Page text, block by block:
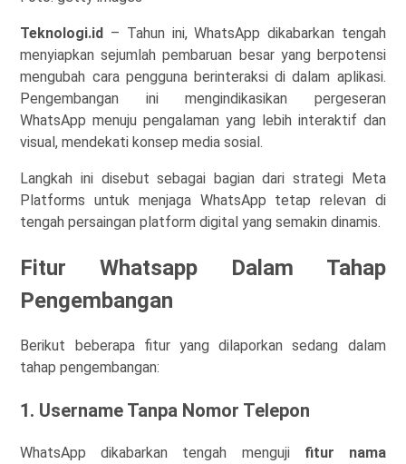
Teknologi.id – Tahun ini, WhatsApp dikabarkan tengah
menyiapkan sejumlah pembaruan besar yang berpotensi
mengubah cara pengguna berinteraksi di dalam aplikasi.
Pengembangan ini mengindikasikan pergeseran
WhatsApp menuju pengalaman yang lebih interaktif dan
visual, mendekati konsep media sosial.
Langkah ini disebut sebagai bagian dari strategi Meta
Platforms untuk menjaga WhatsApp tetap relevan di
tengah persaingan platform digital yang semakin dinamis.
Fitur Whatsapp Dalam Tahap
Pengembangan
Berikut beberapa fitur yang dilaporkan sedang dalam
tahap pengembangan:
1. Username Tanpa Nomor Telepon
WhatsApp dikabarkan tengah menguji fitur nama